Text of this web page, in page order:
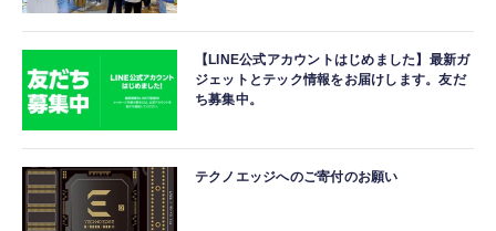
【LINE公式アカウントはじめました】最新ガ
ジェットとテック情報をお届けします。友だ
ち募集中。
テクノエッジへのご寄付のお願い